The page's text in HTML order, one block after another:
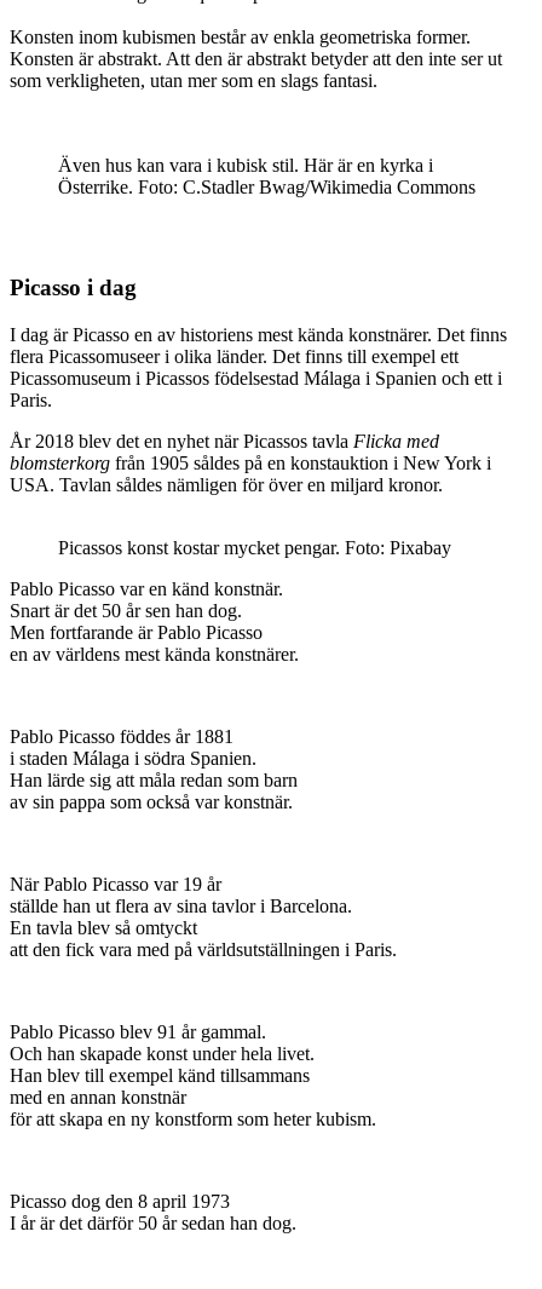
Konsten inom kubismen består av enkla geometriska former.
Konsten är abstrakt. Att den är abstrakt betyder att den inte ser ut
som verkligheten, utan mer som en slags fantasi.
Även hus kan vara i kubisk stil. Här är en kyrka i
Österrike. Foto: C.Stadler Bwag/Wikimedia Commons
Picasso i dag
I dag är Picasso en av historiens mest kända konstnärer. Det finns
flera Picassomuseer i olika länder. Det finns till exempel ett
Picassomuseum i Picassos födelsestad Málaga i Spanien och ett i
Paris.
År 2018 blev det en nyhet när Picassos tavla Flicka med
blomsterkorg från 1905 såldes på en konstauktion i New York i
USA. Tavlan såldes nämligen för över en miljard kronor.
Picassos konst kostar mycket pengar. Foto: Pixabay
Pablo Picasso var en känd konstnär.
Snart är det 50 år sen han dog.
Men fortfarande är Pablo Picasso
en av världens mest kända konstnärer.
Pablo Picasso föddes år 1881
i staden Málaga i södra Spanien.
Han lärde sig att måla redan som barn
av sin pappa som också var konstnär.
När Pablo Picasso var 19 år
ställde han ut flera av sina tavlor i Barcelona.
En tavla blev så omtyckt
att den fick vara med på världsutställningen i Paris.
Pablo Picasso blev 91 år gammal.
Och han skapade konst under hela livet.
Han blev till exempel känd tillsammans
med en annan konstnär
för att skapa en ny konstform som heter kubism.
Picasso dog den 8 april 1973
I år är det därför 50 år sedan han dog.